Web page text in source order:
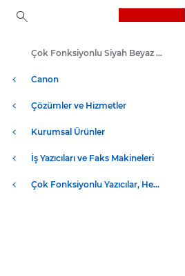
Canon
Çözümler ve Hizmetler
Kurumsal Ürünler
İş Yazıcıları ve Faks Makineleri
Çok Fonksiyonlu Yazıcılar, Hepsi Bir Arada Yazıcılar
Çok Fonksiyonlu Siyah Beyaz Yazıcılar